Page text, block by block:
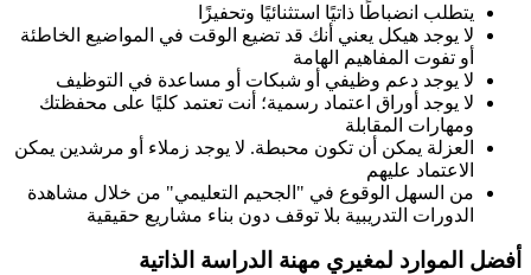
يتطلب انضباطًا ذاتيًا استثنائيًا وتحفيزًا
لا يوجد هيكل يعني أنك قد تضيع الوقت في المواضيع الخاطئة
أو تفوت المفاهيم الهامة
لا يوجد دعم وظيفي أو شبكات أو مساعدة في التوظيف
لا يوجد أوراق اعتماد رسمية؛ أنت تعتمد كليًا على محفظتك
ومهارات المقابلة
العزلة يمكن أن تكون محبطة. لا يوجد زملاء أو مرشدين يمكن
الاعتماد عليهم
من السهل الوقوع في "الجحيم التعليمي" من خلال مشاهدة
الدورات التدريبية بلا توقف دون بناء مشاريع حقيقية
أفضل الموارد لمغيري مهنة الدراسة الذاتية